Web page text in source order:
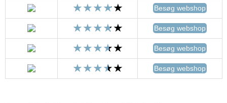
Besøg webshop
Besøg webshop
Besøg webshop
Besøg webshop